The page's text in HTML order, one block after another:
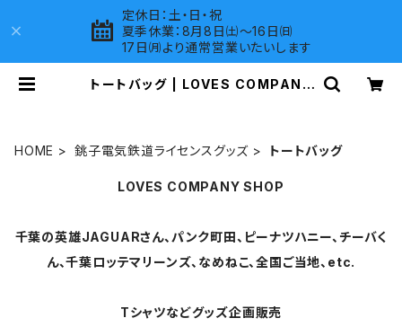
定休日：土・日・祝
夏季休業：8月8日㈯～16日㈰
17日㈪より通常営業いたいします
トートバッグ | LOVES COMPANY
HOME 銚子電気鉄道ライセンスグッズ トートバッグ
LOVES COMPANY SHOP
千葉の英雄JAGUARさん、パンク町田、ピーナツハニー、チーバく
ん、千葉ロッテマリーンズ、なめねこ、全国ご当地、etc.
Tシャツなどグッズ企画販売